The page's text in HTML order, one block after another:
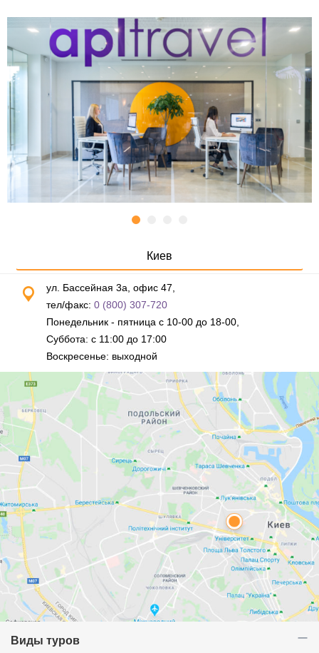
Киев
ул. Бассейная 3а, офис 47,
тел/факс: 0 (800) 307-720
Понедельник - пятница с 10-00 до 18-00,
Суббота: с 11:00 до 17:00
Воскресенье: выходной
Виды туров